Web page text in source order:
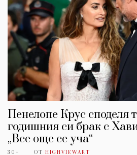
Пенелопе Крус споделя
годишния си брак с
„Все още се уча“
30+ ОТ HIGHVIEWART